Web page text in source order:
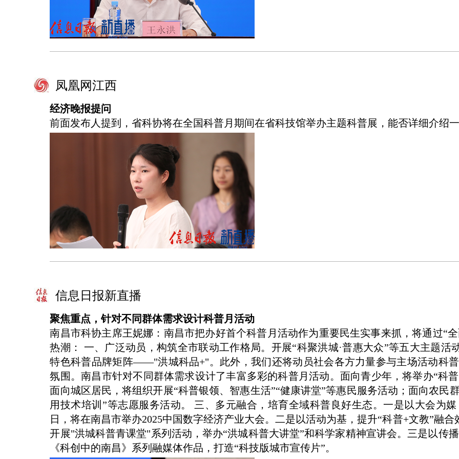
凤凰网江西
经济晚报提问
前面发布人提到，省科协将在全国科普月期间在省科技馆举办主题科普展，能否详细介绍
信息日报新直播
聚焦重点，针对不同群体需求设计科普月活动
南昌市科协主席王妮娜：南昌市把办好首个科普月活动作为重要民生实事来抓，将通过“
热潮： 一、广泛动员，构筑全市联动工作格局。开展“科聚洪城·普惠大众”等五大主题活
特色科普品牌矩阵——"洪城科品+"。此外，我们还将动员社会各方力量参与主场活动科
氛围。南昌市针对不同群体需求设计了丰富多彩的科普月活动。面向青少年，将举办“科
面向城区居民，将组织开展“科普银领、智惠生活”“健康讲堂”等惠民服务活动；面向农民
用技术培训”等志愿服务活动。 三、多元融合，培育全域科普良好生态。一是以大会为
日，将在南昌市举办2025中国数字经济产业大会。二是以活动为基，提升“科普+文教”融
开展"洪城科普青课堂"系列活动，举办“洪城科普大讲堂”和科学家精神宣讲会。三是以传
《科创中的南昌》系列融媒体作品，打造“科技版城市宣传片”。